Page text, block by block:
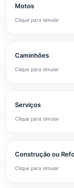
Motos
Clique para simular
Caminhões
Clique para simular
Serviços
Clique para simular
Construção ou
Clique para simular